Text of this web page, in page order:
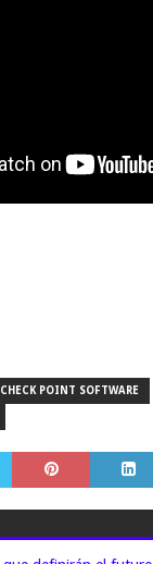
CHECK POINT SOFTWARE